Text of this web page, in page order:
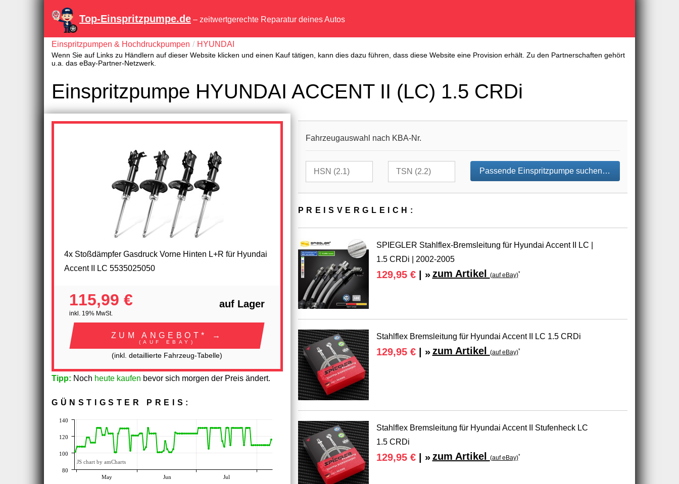
Top-Einspritzpumpe.de – zeitwertgerechte Reparatur deines Autos
Einspritzpumpen & Hochdruckpumpen HYUNDAI
Wenn Sie auf Links zu Händlern auf dieser Website klicken und einen Kauf tätigen, kann dies dazu führen, dass diese Website eine Provision erhält. Zu den Partnerschaften gehört
u.a. das eBay-Partner-Netzwerk.
Einspritzpumpe HYUNDAI ACCENT II (LC) 1.5 CRDi
4x Stoßdämpfer Gasdruck Vorne Hinten L+R für Hyundai
Accent II LC 5535025050
115,99 €
inkl. 19% MwSt.
auf Lager
ZUM ANGEBOT* →
(AUF EBAY)
(inkl. detaillierte Fahrzeug-Tabelle)
Tipp: Noch heute kaufen bevor sich morgen der Preis ändert.
GÜNSTIGSTER PREIS:
May Jun Jul
80
100
120
140
JS chart by amCharts
Fahrzeugauswahl nach KBA-Nr.
Passende Einspritzpumpe suchen…
PREIS­VER­GLEICH:
SPIEGLER Stahlflex-Bremsleitung für Hyundai Accent II LC |
1.5 CRDi | 2002-2005
129,95 €| » zum Artikel (auf eBay)*
Stahlflex Bremsleitung für Hyundai Accent II LC 1.5 CRDi
129,95 €| » zum Artikel (auf eBay)*
Stahlflex Bremsleitung für Hyundai Accent II Stufenheck LC
1.5 CRDi
129,95 €| » zum Artikel (auf eBay)*